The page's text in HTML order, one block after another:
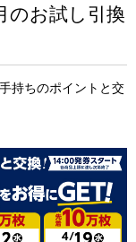
のお試し引換
持ちのポイントと交